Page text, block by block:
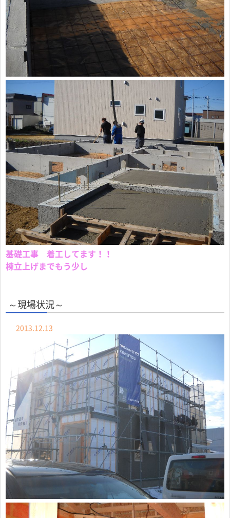
基礎工事 着工してます！！
棟立上げまでもう少し
～現場状況～
2013.12.13